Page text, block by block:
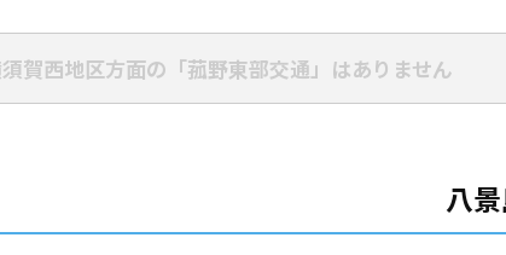
賀西地区方面の「菰野東部交通」はありません
八